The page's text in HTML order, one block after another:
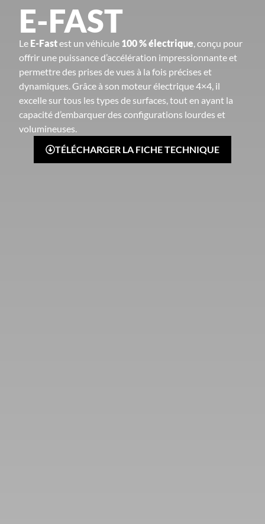
E-FAST
Le E-Fastest un véhicule 100 % électrique , conçu pour
offrir une puissance d’accélération impressionnante et
permettre des prises de vues à la fois précises et
dynamiques. Grâce à son moteur électrique 4×4, il
excelle sur tous les types de surfaces, tout en ayant la
capacité d’embarquer des configurations lourdes et
volumineuses.
TÉLÉCHARGER LA FICHE TECHNIQUE